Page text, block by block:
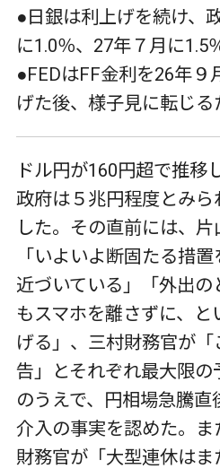
●日銀は利上げを続け、
に1.0％、27年７月に1.5
●FEDはFF金利を26年９
げた後、様子見に転じる
ドル円が160円超で推移
政府は５兆円程度とみ
した。その直前には、
「いよいよ断固たる措
近づいている」「外出
もスマホを離さずに、
げる」、三村財務官が
告」とそれぞれ最大限の
のうえで、円相場急騰
介入の事実を認めた。
財務官が「大型連休は